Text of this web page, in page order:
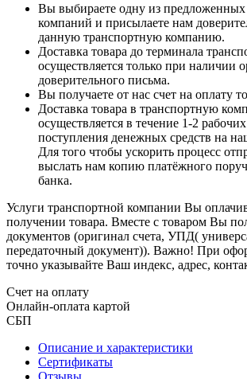
Вы выбираете одну из
компаний и присылаете нам
данную транспортную компанию.
Доставка товара до терминала
осуществляется только при наличии
доверительного письма.
Вы получаете от нас счет на оплату
Доставка товара в транспортную
осуществляется в течение 1-2
поступления денежных средств на
Для того чтобы ускорить процесс
выслать нам копию платёжного
банка.
Услуги транспортной компании Вы
получении товара. Вместе с товаром Вы
документов (оригинал счета, УПД(
передаточный документ)). Важно! При
точно указывайте Ваш индекс, адрес,
Счет на оплату
Онлайн-оплата картой
СБП
Описание и характеристики
Сертификаты
Отзывы